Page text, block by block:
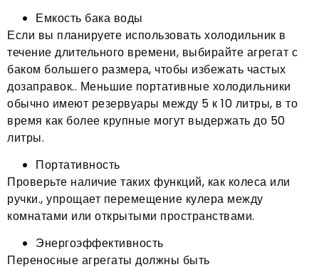
Емкость бака воды
Если вы планируете использовать холодильник в
течение длительного времени, выбирайте агрегат с
баком большего размера, чтобы избежать частых
дозаправок.. Меньшие портативные холодильники
обычно имеют резервуары между 5 к 10 литры, в то
время как более крупные могут выдержать до 50
литры.
Портативность
Проверьте наличие таких функций, как колеса или
ручки., упрощает перемещение кулера между
комнатами или открытыми пространствами.
Энергоэффективность
Переносные агрегаты должны быть